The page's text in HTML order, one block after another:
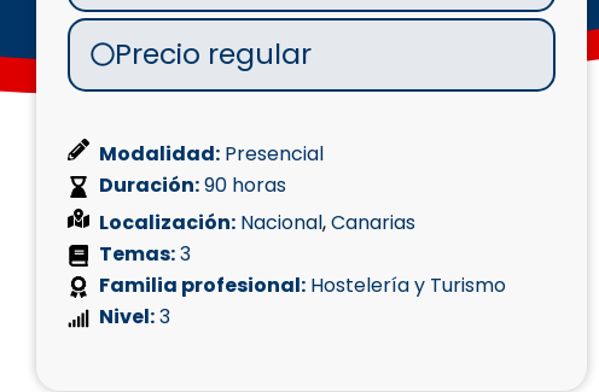
Precio regular
Modalidad: Presencial
Duración:90 horas
Localización: Nacional,Canarias
Temas:3
Familia profesional:Hostelería y Turismo
Nivel:3